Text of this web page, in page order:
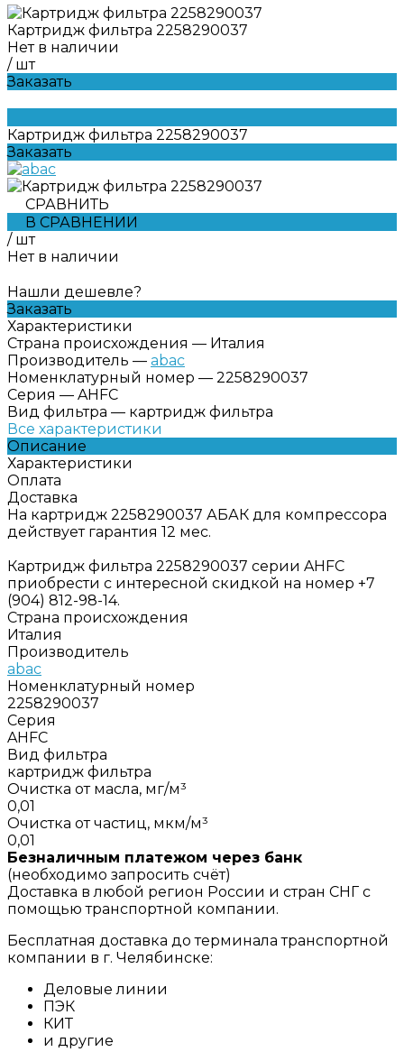
Картридж фильтра 2258290037
Нет в наличии
/ шт
Заказать
Картридж фильтра 2258290037
Заказать
СРАВНИТЬ
В СРАВНЕНИИ
/ шт
Нет в наличии
Нашли дешевле?
Заказать
Характеристики
Страна происхождения — Италия
Производитель — abac
Номенклатурный номер — 2258290037
Серия — AHFC
Вид фильтра — картридж фильтра
Все характеристики
Описание
Характеристики
Оплата
Доставка
На картридж 2258290037 АБАК для компрессора
действует гарантия 12 мес.
Картридж фильтра 2258290037 серии AHFC
приобрести с интересной скидкой на номер +7
(904) 812-98-14.
Страна происхождения
Италия
Производитель
abac
Номенклатурный номер
2258290037
Серия
AHFC
Вид фильтра
картридж фильтра
Очистка от масла, мг/м³
0,01
Очистка от частиц, мкм/м³
0,01
Безналичным платежом через банк
(необходимо запросить счёт)
Доставка в любой регион России и стран СНГ с
помощью транспортной компании.
Бесплатная доставка до терминала транспортной
компании в г. Челябинске:
Деловые линии
ПЭК
КИТ
и другие